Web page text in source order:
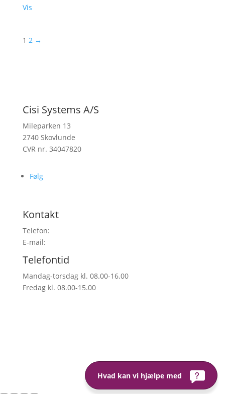
Vis
1 2 →
Cisi Systems A/S
Mileparken 13
2740 Skovlunde
CVR nr. 34047820
Følg
Kontakt
Telefon:
E-mail:
Telefontid
Mandag-torsdag kl. 08.00-16.00
Fredag kl. 08.00-15.00
Hvad kan vi hjælpe med